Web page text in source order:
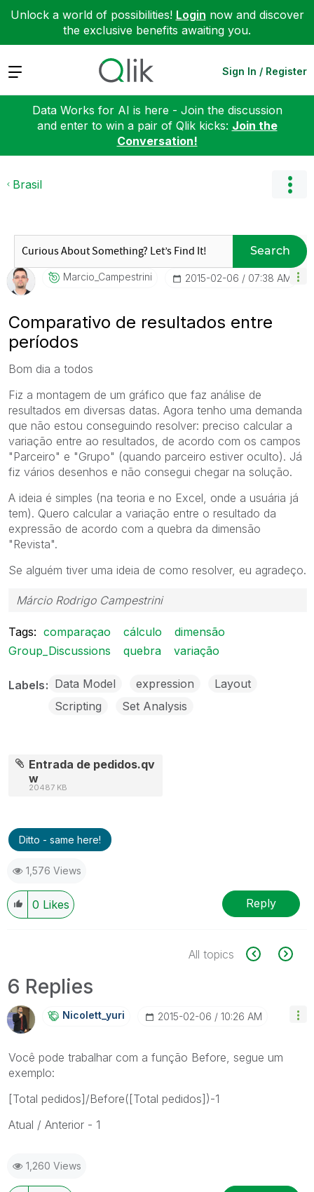
Unlock a world of possibilities! Login now and discover
the exclusive benefits awaiting you.
Expand Sign In / Register
Data Works for AI is here - Join the discussion
and enter to win a pair of Qlik kicks: Join the
Conversation!
Brasil
Search
Marcio_CampestrIni ‎2015-02-06 07:38 AM
Comparativo de resultados entre
períodos
Bom dia a todos
Fiz a montagem de um gráfico que faz análise de
resultados em diversas datas. Agora tenho uma demanda
que não estou conseguindo resolver: preciso calcular a
variação entre ao resultados, de acordo com os campos
"Parceiro" e "Grupo" (quando parceiro estiver oculto). Já
fiz vários desenhos e não consegui chegar na solução.
A ideia é simples (na teoria e no Excel, onde a usuária já
tem). Quero calcular a variação entre o resultado da
expressão de acordo com a quebra da dimensão
"Revista".
Se alguém tiver uma ideia de como resolver, eu agradeço.
Márcio Rodrigo Campestrini
Tags: comparaçao cálculo
dimensão
Group_Discussions
quebra variação
Labels Data Model expression
Layout
Scripting
Set Analysis
Entrada de pedidos.qv
w
20487 KB
Ditto - same here!
1,576 Views
0 Likes Reply
All topics
6 Replies
Nicolett_yuri ‎2015-02-06 10:26 AM
Você pode trabalhar com a função Before, segue um
exemplo:
[Total pedidos]/Before([Total pedidos])-1
Atual / Anterior - 1
1,260 Views